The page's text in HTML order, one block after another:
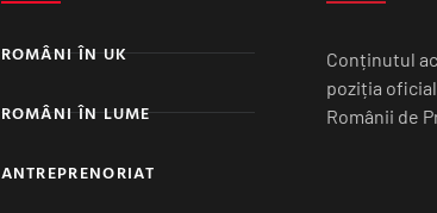
ROMÂNI ÎN UK
ROMÂNI ÎN LUME
ANTREPRENORIAT
Conținutul
poziția
Românii de